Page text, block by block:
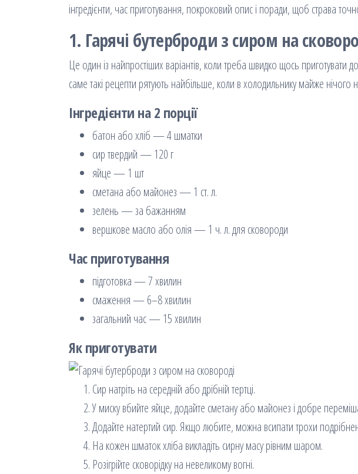
інгредієнти, час приготування, покроковий опис і поради, щоб страва
1. Гарячі бутерброди з сиром на
Це один із найпростіших варіантів, коли треба швидко щось приготувати
саме такі рецепти рятують найбільше, коли в холодильнику майже нічого
Інгредієнти на 2 порції
батон або хліб — 4 шматки
сир твердий — 120 г
яйце — 1 шт
сметана або майонез — 1 ст. л.
зелень — за бажанням
вершкове масло або олія — 1 ч. л. для сковороди
Час приготування
підготовка — 7 хвилин
смаження — 6–8 хвилин
загальний час — 15 хвилин
Як приготувати
Сир натріть на середній або дрібній тертці.
У миску вбийте яйце, додайте сметану або майонез і добре
Додайте натертий сир. Якщо любите, можна всипати трохи
На кожен шматок хліба викладіть сирну масу рівним шаром.
Розігрійте сковорідку на невеликому вогні.